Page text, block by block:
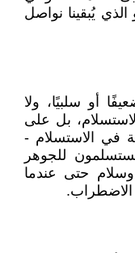
يُبقينا نواصل
أو سلبيًا، ولا
بل على
في الاستسلام -
للجوهر
وسلام حتى عندما
الاضطراب.